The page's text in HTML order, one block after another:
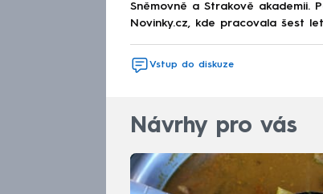
Sněmovně a Strakově akademii.
Novinky.cz, kde pracovala šest
Vstup do diskuze
Návrhy pro vás